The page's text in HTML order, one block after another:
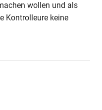
wollen und als
Kontrolleure keine